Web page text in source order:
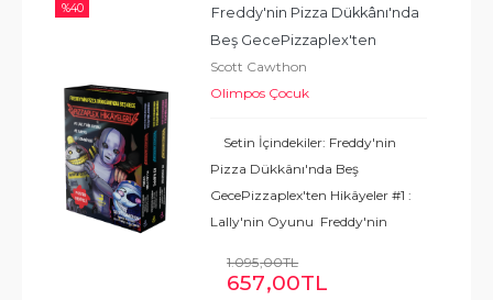
%40
Freddy'nin Pizza Dükkânı'nda
Beş GecePizzaplex'ten
Hikâyeler 3 Kitaplık Kutulu Set
Scott Cawthon
Olimpos Çocuk
Setin İçindekiler: Freddy'nin
Pizza Dükkânı'nda Beş
GecePizzaplex'ten Hikâyeler #1 :
Lally'nin Oyunu Freddy'nin
GecePizzaplex'ten Hikâyeler #2 :
1.095,00TL
657,00TL